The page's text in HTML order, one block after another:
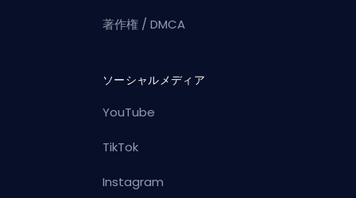
著作権 / DMCA
ソーシャルメディア
YouTube
TikTok
Instagram